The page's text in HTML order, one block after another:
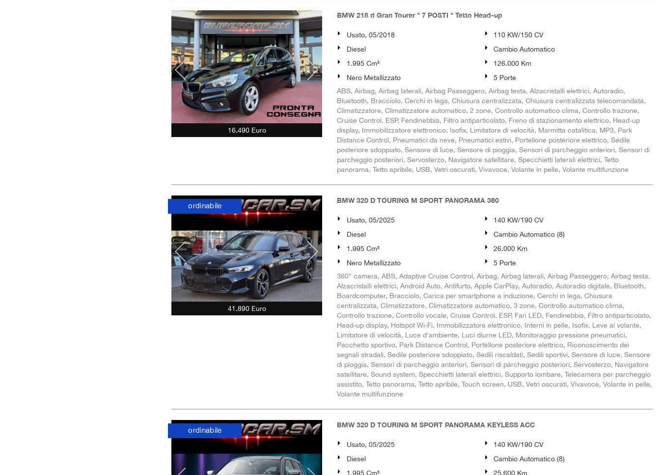
16.490 Euro
BMW 218 d Gran Tourer " 7 POSTI " Tetto Head-up
Usato, 05/2018
110 KW/150 CV
Diesel
Cambio Automatico
1.995 Cm³
126.000 Km
Nero Metallizzato
5 Porte
ABS, Airbag, Airbag laterali, Airbag Passeggero, Airbag testa, Alzacristalli elettrici, Autoradio,
Bluetooth, Bracciolo, Cerchi in lega, Chiusura centralizzata, Chiusura centralizzata telecomandata,
Climatizzatore, Climatizzatore automatico, 2 zone, Controllo automatico clima, Controllo trazione,
Cruise Control, ESP, Fendinebbia, Filtro antiparticolato, Freno di stazionamento elettrico, Head-up
display, Immobilizzatore elettronico, Isofix, Limitatore di velocità, Marmitta catalitica, MP3, Park
Distance Control, Pneumatici da neve, Pneumatici estivi, Portellone posteriore elettrico, Sedile
posteriore sdoppiato, Sensore di luce, Sensore di pioggia, Sensori di parcheggio anteriori, Sensori di
parcheggio posteriori, Servosterzo, Navigatore satellitare, Specchietti laterali elettrici, Tetto
panorama, Tetto apribile, USB, Vetri oscurati, Vivavoce, Volante in pelle, Volante multifunzione
41.890 Euro
ordinabile
BMW 320 D TOURING M SPORT PANORAMA 360
Usato, 05/2025
140 KW/190 CV
Diesel
Cambio Automatico (8)
1.995 Cm³
26.000 Km
Nero Metallizzato
5 Porte
360° camera, ABS, Adaptive Cruise Control, Airbag, Airbag laterali, Airbag Passeggero, Airbag testa,
Alzacristalli elettrici, Android Auto, Antifurto, Apple CarPlay, Autoradio, Autoradio digitale, Bluetooth,
Boardcomputer, Bracciolo, Carica per smartphone a induzione, Cerchi in lega, Chiusura
centralizzata, Climatizzatore, Climatizzatore automatico, 3 zone, Controllo automatico clima,
Controllo trazione, Controllo vocale, Cruise Control, ESP, Fari LED, Fendinebbia, Filtro antiparticolato,
Head-up display, Hotspot Wi-Fi, Immobilizzatore elettronico, Interni in pelle, Isofix, Leve al volante,
Limitatore di velocità, Luce d'ambiente, Luci diurne LED, Monitoraggio pressione pneumatici,
Pacchetto sportivo, Park Distance Control, Portellone posteriore elettrico, Riconoscimento dei
segnali stradali, Sedile posteriore sdoppiato, Sedili riscaldati, Sedili sportivi, Sensore di luce, Sensore
di pioggia, Sensori di parcheggio anteriori, Sensori di parcheggio posteriori, Servosterzo, Navigatore
satellitare, Sound system, Specchietti laterali elettrici, Supporto lombare, Telecamera per parcheggio
assistito, Tetto panorama, Tetto apribile, Touch screen, USB, Vetri oscurati, Vivavoce, Volante in pelle,
Volante multifunzione
ordinabile
BMW 320 D TOURING M SPORT PANORAMA KEYLESS ACC
Usato, 05/2025
140 KW/190 CV
Diesel
Cambio Automatico (8)
1.995 Cm³
25.600 Km